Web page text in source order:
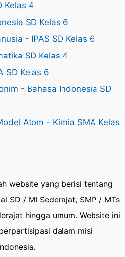
Kelas 4
SD Kelas 6
- IPAS SD Kelas 6
SD Kelas 4
SD Kelas 6
- Bahasa Indonesia SD
Atom - Kimia SMA Kelas
website yang berisi tentang
SD / MI Sederajat, SMP / MTs
hingga umum. Website ini
dalam misi